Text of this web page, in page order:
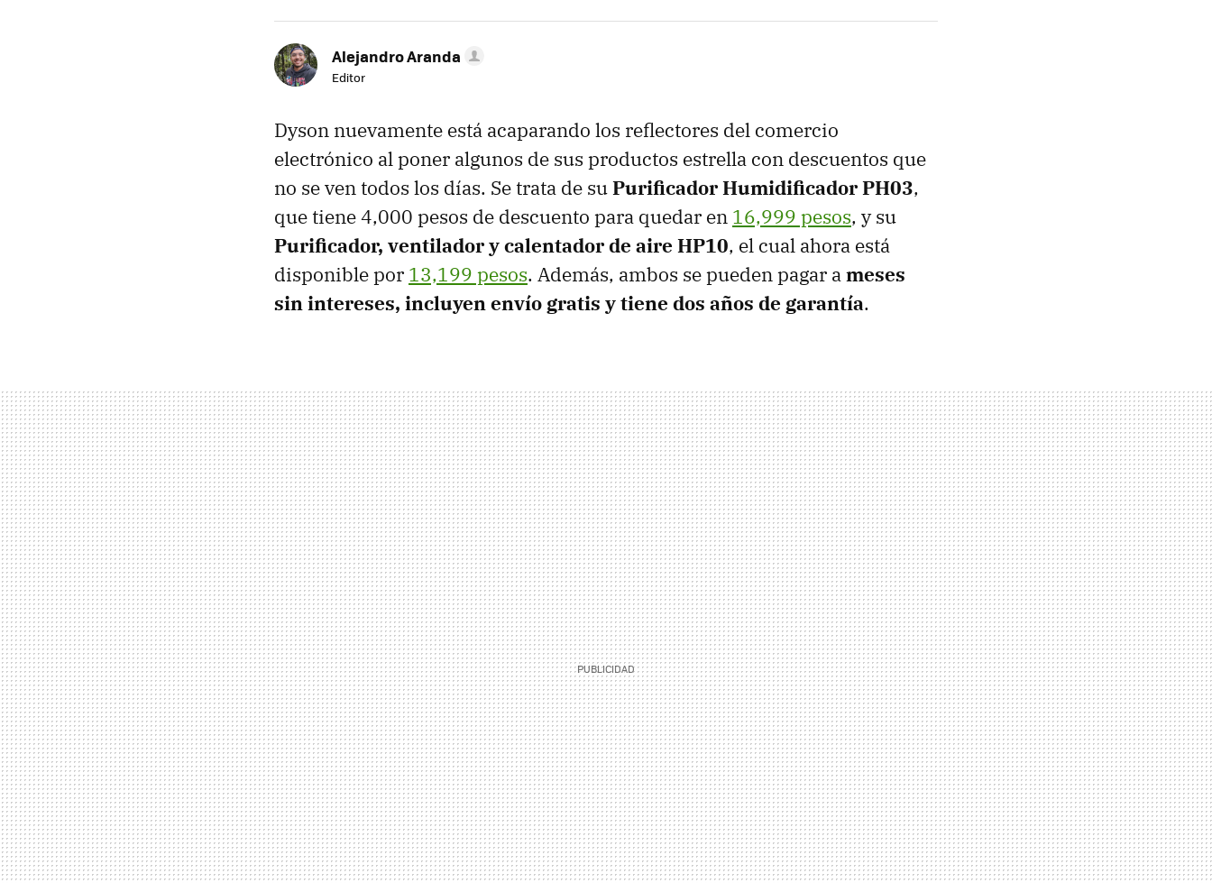
Alejandro Aranda
Editor
Dyson nuevamente está acaparando los reflectores del comercio
electrónico al poner algunos de sus productos estrella con descuentos que
no se ven todos los días. Se trata de suPurificador Humidificador PH03,
que tiene 4,000 pesos de descuento para quedar en 16,999 pesos, y su
Purificador, ventilador y calentador de aire HP10, el cual ahora está
disponible por 13,199 pesos. Además, ambos se pueden pagar ameses
sin intereses, incluyen envío gratis y tiene dos años de garantía.